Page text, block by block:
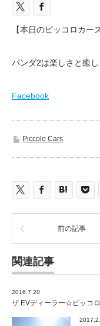
【本日のピッコロカーズ
パンダ2は楽しさと癒
Facebook
Piccolo Cars
前の記事
関連記事
2016.7.20
ザ EVディーラー☆ピッコ